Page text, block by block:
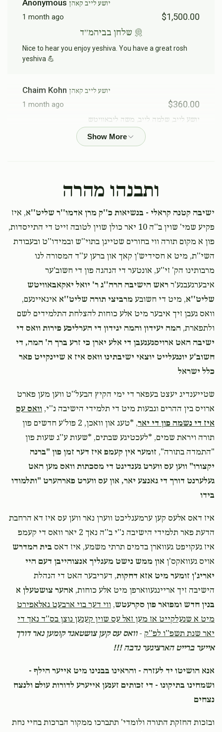
Anonymous יושע לייב קאהן
1 month ago $1,500.00
שלחן בביהמ״ד
Nice to hear you enjoy yeshiva. You have a great rosh
yeshiva 💪
Chaim Kohn יושע לייב קאהן
1 month ago $360.00
יושע לייב, שלמה לייב, משה ליבאוויטש
יוסי רויזנבוים
1 month ago $36.00
יואל ווייסיושע לייב קאהן
1 month ago $180.00
Yidy Mittelman
1 month ago $100.00
AY Kohn יושע לייב קאהן
1 month ago $120.00
ותבנהו מהרה
ישיבה קטנה קראלי - בנשיאות כ''ק מרן אדמו''ר שליט''א, איז
פקיע שמי' שוין ב''ה 10 יאר כולן שוין לטובה זייט די התייסדות,
פון א מקום תורה ווי בחורים שטייגן בתוי''ש ובמידו''ט ובעבודת
השי''ת, מיט א חסידיש'ן קאך און ברען ע''ד המסורה לנו
מרבותינו הק' זי''ע, אונטער די הנהגה פון די חשוב'ער
איבערגעבנע'ר ראש הישיבה הרה''ג ר' יואל יאקאבאוויטש
שליט''א, מיט די חשובע מרביצי תורה שליט''א אינאיינעם,
וואס געבן זיך איבער מיט אלע כוחות להצלחת התלמידים לשם
ולתפארת, המה יעידון והמה יגידון די הערליכע פירות וואס די
ישיבה האט ארויסגעגעבן די אלע יארן כי זרע ברך ה' המה, די
חשוב'ע יונגעלייט יוצאי ישיבתינו וואס איז א שיינקייט פאר
כלל ישראל
‎‎שטייענדיג יעצט בעפאר די ימי הקיץ הבעל''ט ווען מען פארט
ארויס בין ההרים וגבעות מיט די תלמידי הישיבה נ''י, וואס עס
איז די נשמה פון די יאר
, *טעג און וואכן, 2 פול'ע חדשים פון
תורה ויראת שמים, *לעכטיגע שבתים, *שעות ע''ג שעות פון
"התמדה בתורה", זומער אין קעמפ איז דער זמן פון "ברנה
יקצורו" ווען עס ווערט גענדיגט די מסכתות וואס מען האט
געלערנט דורך די גאנצע יאר, און עס ווערט פארהערט "ותלמודו
בידו
איז דאס אלעס קען ערמעגליכט ווערן נאר ווען עס איז דא הרחבת
הדעת פאר תלמידי הישיבה נ''י ב''ה נאך 2 יאר וואס די קעמפ
איז געקויפט געווארן בדמים תרתי משמע, איז דאס בית המדרש
אויס געוואקס'ן און ממש נישט מעגליך אנצוהייבן דעם היי
יאריג'ן זומער מיט אזא דחקות, דעריבער האט די הנהלת
הישיבה זיך אריינגעווארפן מיט אלע כוחות, אהער צושטעלן א
בנין חדש ומפואר פון סקרעטש, ווי דער בוי ארבעט גאלאפירט
מיט א שנעלקייט אז מען זאל עס שוין קענען נוצן בס''ד נאך די
יאר שנת תשפ''ו לפ''ק -וואס עס קען צושטאנד קומען נאר דורך
אייער ברייט הארציגער נדבה !!!
אנא הושיטו יד לעזרה - והראינו בבנינו מיט אייער הילף -
ושמחינו בתיקונו - די זכותים זענען אייערע לדורות עולם ולנצח
נצחים
ובזכות החזקת התורה ולומדי' תתברכו ממקור הברכות בחיי נחת